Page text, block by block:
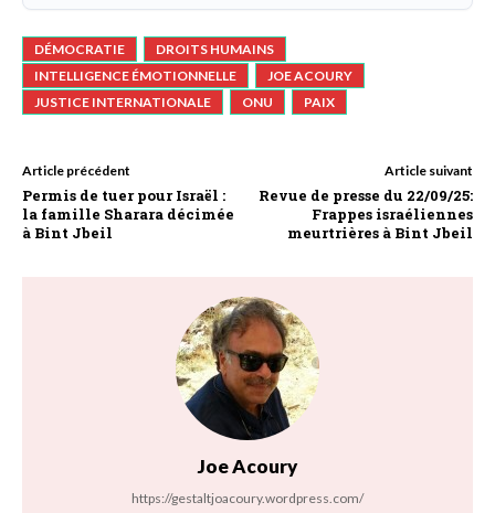
DÉMOCRATIE
DROITS HUMAINS
INTELLIGENCE ÉMOTIONNELLE
JOE ACOURY
JUSTICE INTERNATIONALE
ONU PAIX
Article précédent
Permis de tuer pour Israël :
la famille Sharara décimée
à Bint Jbeil
Article suivant
Revue de presse du 22/09/25:
Frappes israéliennes
meurtrières à Bint Jbeil
Joe Acoury
https://gestaltjoacoury.wordpress.com/